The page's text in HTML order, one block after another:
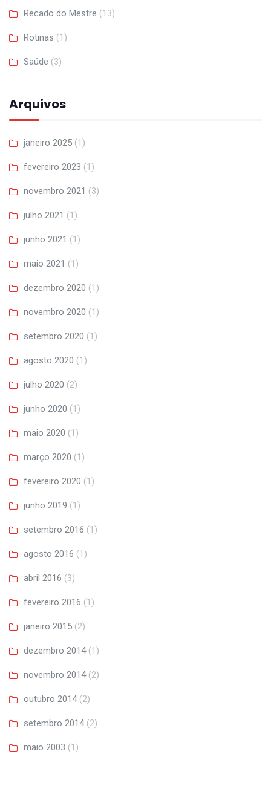
Recado do Mestre (13)
Rotinas (1)
Saúde (3)
Arquivos
janeiro 2025 (1)
fevereiro 2023 (1)
novembro 2021 (3)
julho 2021 (1)
junho 2021 (1)
maio 2021 (1)
dezembro 2020 (1)
novembro 2020 (1)
setembro 2020 (1)
agosto 2020 (1)
julho 2020 (2)
junho 2020 (1)
maio 2020 (1)
março 2020 (1)
fevereiro 2020 (1)
junho 2019 (1)
setembro 2016 (1)
agosto 2016 (1)
abril 2016 (3)
fevereiro 2016 (1)
janeiro 2015 (2)
dezembro 2014(1)
novembro 2014(2)
outubro 2014(2)
setembro 2014(2)
maio 2003 (1)